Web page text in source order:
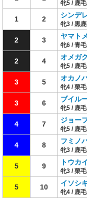
牝5 / 鹿
1 2 シンデ
牝3 / 黒
2 3 ヤマト
牝6 / 青
2 4 オメガ
牝5 / 鹿
3 5 オカノ
牝4 / 栗
3 6 ブイル
牝5 / 鹿
4 7 ジョー
牝5 / 鹿
4 8 フミノ
牝3 / 鹿
5 9 トウカ
牝3 / 栗
5 10 イソシ
牝4 / 鹿